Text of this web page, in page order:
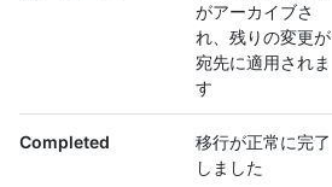
がアーカイブさ
れ、残りの変更が
宛先に適用されま
す
Completed
移行が正常に完了
しました